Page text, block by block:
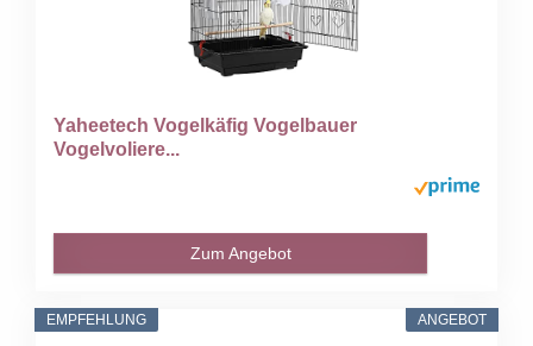
Yaheetech Vogelkäfig Vogelbauer
Vogelvoliere...
Zum Angebot
ANGEBOT
EMPFEHLUNG